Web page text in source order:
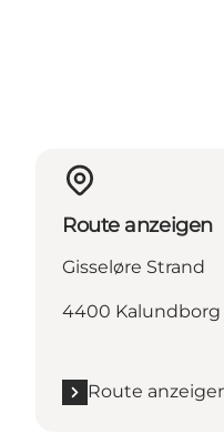
Route anzeigen
Gisseløre Strand
4400 Kalundborg
Route